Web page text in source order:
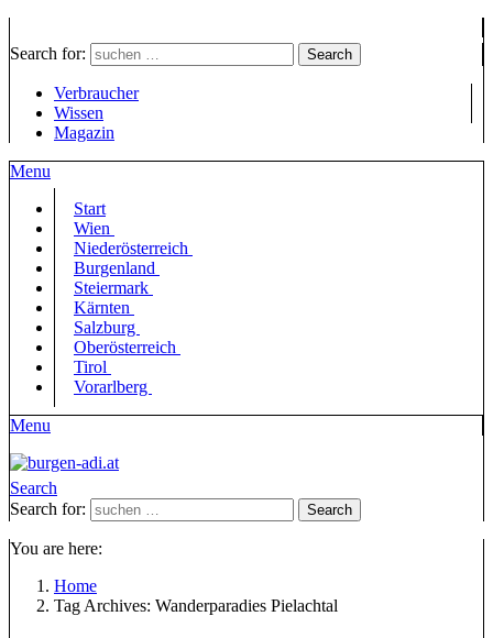
Search for: Search
Verbraucher
Wissen
Magazin
Menu
Start
Wien
Niederösterreich
Burgenland
Steiermark
Kärnten
Salzburg
Oberösterreich
Tirol
Vorarlberg
Menu
Search
Search for:
Search
You are here:
Home
Tag Archives: Wanderparadies Pielachtal